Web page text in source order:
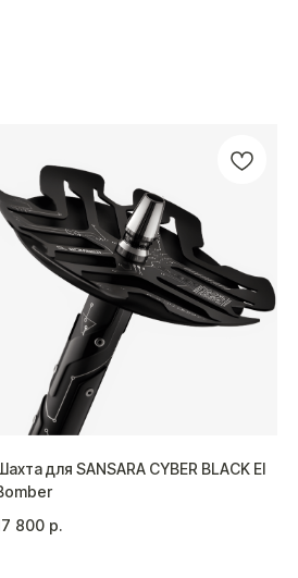
для SANSARA CYBER BLACK El
800 р.